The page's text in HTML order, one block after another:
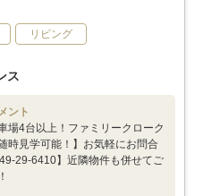
リビング
ス
ント
場4台以上！ファミリークローク
時見学可能！】お気軽にお問合
29-6410】近隣物件も併せてご